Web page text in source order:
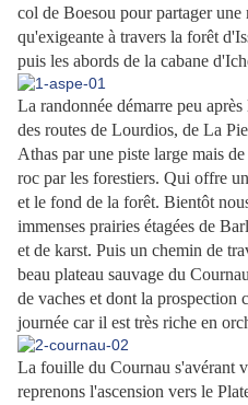
col de Boesou pour partager une
qu'exigeante à travers la forêt
puis les abords de la cabane
La randonnée démarre peu
des routes de Lourdios, de La
Athas par une piste large mais
roc par les forestiers. Qui offre
et le fond de la forêt. Bientôt
immenses prairies étagées de
et de karst. Puis un chemin de
beau plateau sauvage du
de vaches et dont la prospection
journée car il est très riche en
La fouille du Cournau s'avérant
reprenons l'ascension vers le